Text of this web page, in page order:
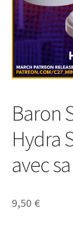
Baron
Hydra
avec
9,50 €